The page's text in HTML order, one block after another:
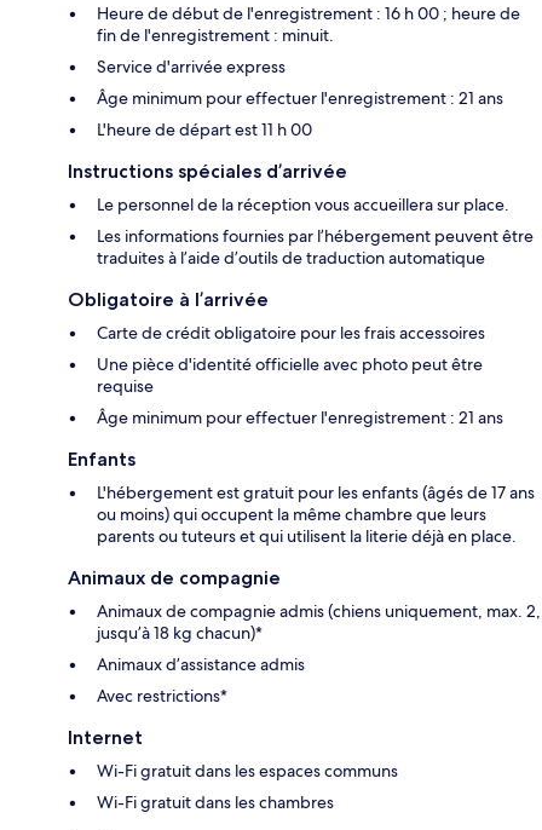
Heure de début de l'enregistrement : 16 h 00 ; heure de
fin de l'enregistrement : minuit.
Service d'arrivée express
Âge minimum pour effectuer l'enregistrement : 21 ans
L'heure de départ est 11 h 00
Instructions spéciales d’arrivée
Le personnel de la réception vous accueillera sur place.
Les informations fournies par l’hébergement peuvent être
traduites à l’aide d’outils de traduction automatique
Obligatoire à l’arrivée
Carte de crédit obligatoire pour les frais accessoires
Une pièce d'identité officielle avec photo peut être
requise
Âge minimum pour effectuer l'enregistrement : 21 ans
Enfants
L'hébergement est gratuit pour les enfants (âgés de 17 ans
ou moins) qui occupent la même chambre que leurs
parents ou tuteurs et qui utilisent la literie déjà en place.
Animaux de compagnie
Animaux de compagnie admis (chiens uniquement, max. 2,
jusqu’à 18 kg chacun)*
Animaux d’assistance admis
Avec restrictions*
Internet
Wi-Fi gratuit dans les espaces communs
Wi-Fi gratuit dans les chambres